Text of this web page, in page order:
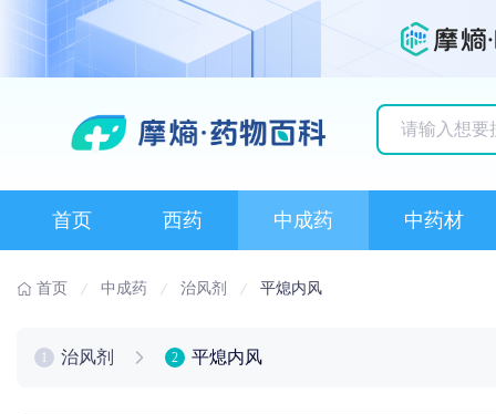
首页 西药 中成药 中药材
首页 中成药 治风剂 平熄内风
治风剂 2 平熄内风